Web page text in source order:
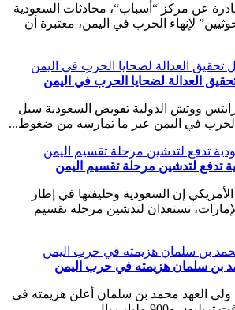
عن مركز “أسباب“، محادثات السعودية
لإنهاء الحرب في اليمن، معتبرة أن
العدالة لضحايا الحرب في اليمن
ووتش الدولية تقويض السعودية سبل
الحرب في اليمن عبر ما تمارسه من ضغوط...
تدفع لتدشين مرحلة تقسيم اليمن
الأمريكي إن السعودية وحليفتها في إطار
تستعدان لتدشين مرحلة تقسيم
بن سلمان هزيمته في حرب اليمن
العهد محمد بن سلمان أعلن هزيمته في